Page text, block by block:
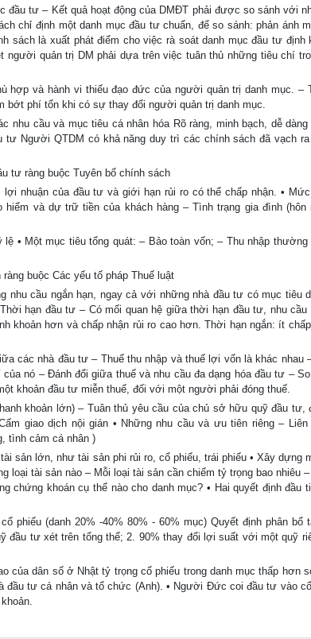
đầu tư – Kết quả hoạt động của DMĐT phải được so sánh với
chỉ định một danh mục đầu tư chuẩn, để so sánh: phản ánh
sách là xuất phát điểm cho việc rà soát danh mục đầu tư định
quản trị DM phải dựa trên việc tuân thủ những tiêu chí
hợp và hành vi thiếu đạo đức của người quản trị danh mục. –
bớt phí tổn khi có sự thay đổi người quản trị danh mục.
nhu cầu và mục tiêu cá nhân hóa Rõ ràng, minh bạch, dễ
Người QTDM có khả năng duy trì các chính sách đã vạch
tư ràng buộc Tuyên bố chính sách
nhuận của đầu tư và giới hạn rủi ro có thể chấp nhận. •
và dự trữ tiền của khách hàng – Tình trạng gia đình (hôn
• Một mục tiêu tổng quát: – Bảo toàn vốn; – Thu nhập thường
buộc Các yếu tố pháp Thuế luật
nhu cầu ngắn hạn, ngay cả với những nhà đầu tư có mục tiêu
hạn đầu tư – Có mối quan hệ giữa thời hạn đầu tư, nhu cầu
khoản hơn và chấp nhận rủi ro cao hơn. Thời hạn ngắn: ít
các nhà đầu tư – Thuế thu nhập và thuế lợi vốn là khác nhau
nó – Đánh đổi giữa thuế và nhu cầu đa dạng hóa đầu tư –
khoản đầu tư miễn thuế, đối với một người phải đóng thuế.
khoản lớn) – Tuân thủ yêu cầu của chủ sở hữu quỹ đầu tư,
giao dịch nội gián • Những nhu cầu và ưu tiên riêng – Liên
tình cảm cá nhân )
sản lớn, như tài sản phi rủi ro, cổ phiếu, trái phiếu • Xây dựng
loại tài sản nào – Mỗi loại tài sản cần chiếm tỷ trọng bao nhiêu
chứng khoán cụ thể nào cho danh mục? • Hai quyết định đầu
phiếu (danh 20% -40% 80% - 60% mục) Quyết định phân bổ
đầu tư xét trên tổng thể; 2. 90% thay đổi lợi suất với một quỹ
của dân số ở Nhật tỷ trọng cổ phiếu trong danh mục thấp hơn
đầu tư cá nhân và tổ chức (Anh). • Người Đức coi đầu tư vào